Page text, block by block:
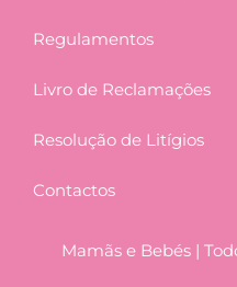
Regulamentos
Livro de Reclamações
Resolução de Litígios
Contactos
Mamãs e Bebés |